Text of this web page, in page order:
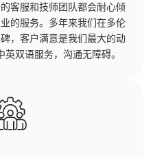
客服和技师团队都会耐心倾
的服务。多年来我们在多伦
，客户满意是我们最大的动
双语服务，沟通无障碍。